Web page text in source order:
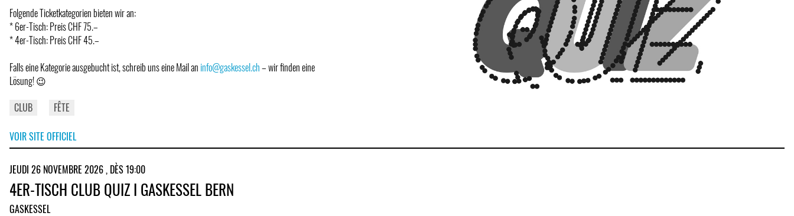
Folgende Ticketkategorien bieten wir an:
* 6er-Tisch: Preis CHF 75.–
* 4er-Tisch: Preis CHF 45.–
Falls eine Kategorie ausgebucht ist, schreib uns eine Mail an info@gaskessel.ch– wir finden eine
Lösung! 😉
CLUB
FÊTE
VOIR SITE OFFICIEL
JEUDI 26 NOVEMBRE 2026 , DÈS 19:00
4ER-TISCH CLUB QUIZ I GASKESSEL BERN
GASKESSEL